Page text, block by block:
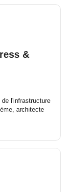
&
l'infrastructure
architecte